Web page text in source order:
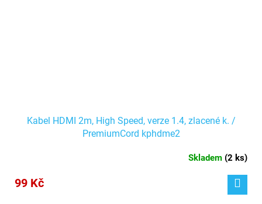
Kabel HDMI 2m, High Speed, verze 1.4, zlacené k. /
PremiumCord kphdme2
Skladem (2 ks)
99 Kč